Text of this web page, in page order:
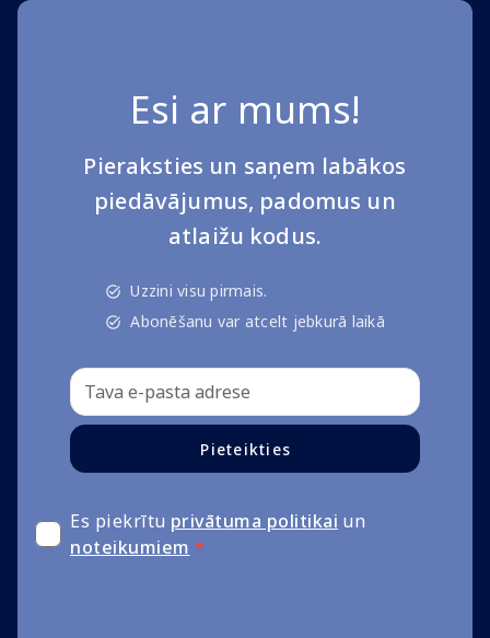
Esi ar mums!
Pieraksties un saņem labākos
piedāvājumus, padomus un
atlaižu kodus.
Uzzini visu pirmais.
Abonēšanu var atcelt jebkurā laikā
Pieteikties
Es piekrītu privātuma politikai un
noteikumiem *